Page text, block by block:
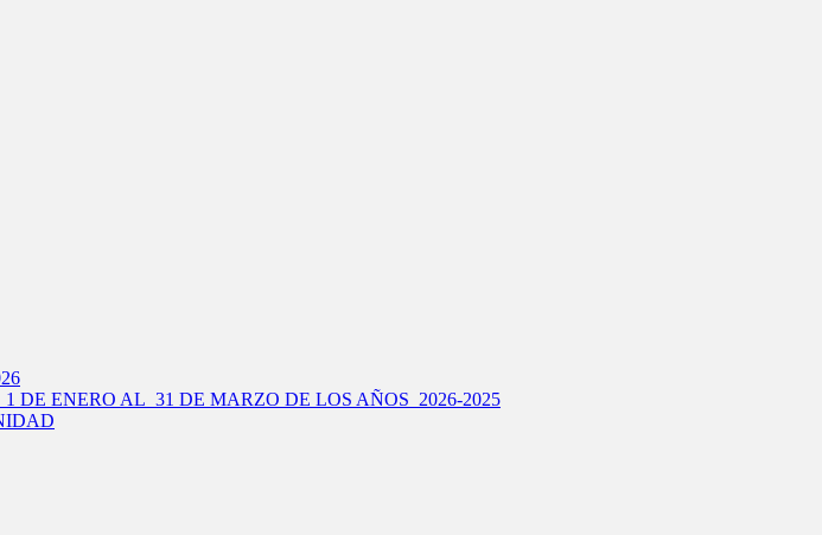
DE ENERO AL 31 DE MARZO DE LOS AÑOS 2026-2025